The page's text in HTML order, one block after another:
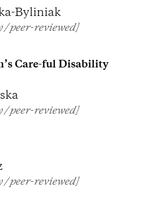
Byliniak
/ peer-reviewed]
Care-ful Disability
/ peer-reviewed]
/ peer-reviewed]